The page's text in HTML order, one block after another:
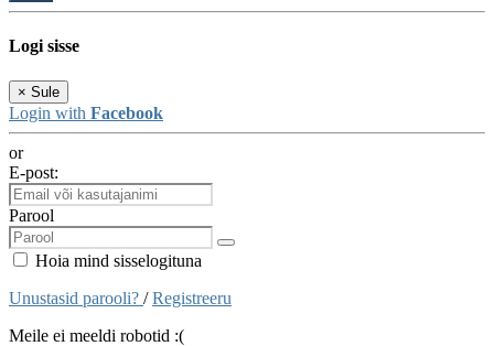
Logi sisse
× Sule
Login with Facebook
or
E-post:
Parool
Hoia mind sisselogituna
Unustasid parooli? /Registreeru
Meile ei meeldi robotid :(